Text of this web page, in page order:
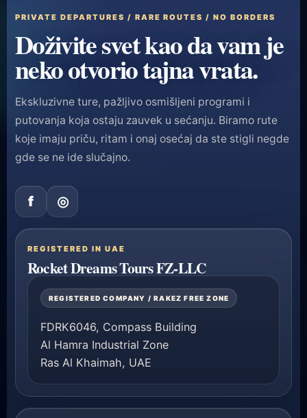
PRIVATE DEPARTURES / RARE ROUTES / NO BORDERS
Doživite svet kao da vam je
neko otvorio tajna vrata.
Ekskluzivne ture, pažljivo osmišljeni programi i
putovanja koja ostaju zauvek u sećanju. Biramo rute
koje imaju priču, ritam i onaj osećaj da ste stigli negde
gde se ne ide slučajno.
f ◎
REGISTERED IN UAE
Rocket Dreams Tours FZ-LLC
REGISTERED COMPANY / RAKEZ FREE ZONE
FDRK6046, Compass Building
Al Hamra Industrial Zone
Ras Al Khaimah, UAE